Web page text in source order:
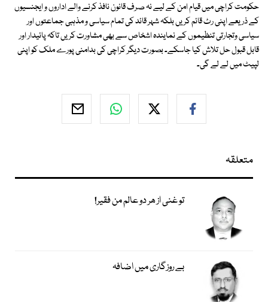
حکومت کراچی میں قیام امن کے لیے نہ صرف قانون نافذ کرنے والے اداروں و ایجنسیوں
کے ذریعے اپنی رٹ قائم کریں بلکہ شہر قائد کی تمام سیاسی و مذہبی جماعتوں اور
سیاسی وتجارتی تنظیموں کے نمایندہ اشخاص سے بھی مشاورت کریں تاکہ پائیدار اور
قابل قبول حل تلاش کیا جاسکے۔ بصورت دیگر کراچی کی بدامنی پورے ملک کو اپنی
لپیٹ میں لے لے گی۔
متعلقہ
تو غنی از ھر دو عالم من فقیر!
بے روزگاری میں اضافہ